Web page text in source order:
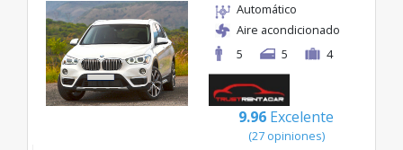
Automático
Aire acondicionado
5
5 4
9.96 Excelente
(27 opiniones)